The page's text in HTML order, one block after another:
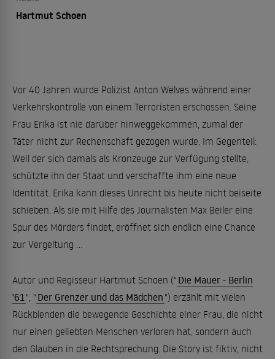
Hartmut Schoen
Vor 40 Jahren wurde Polizist Anton Welves während einer
Verkehrskontrolle von einem Terroristen erschossen. Seine
Frau Erika ist nie darüber hinweggekommen, zumal der
Täter nicht zur Rechenschaft gezogen wurde. Im Gegenteil:
Weil der sich damals als Kronzeuge zur Verfügung stellte,
schützte ihn der Staat und verschaffte ihm eine neue
Identität. Erika kann dieses Unrecht bis heute nicht beiseite
schieben. Als sie mit Hilfe des Journalisten Max Beiler eine
Spur des Mörders findet, eröffnet sich endlich eine Chance
zur Vergeltung ...
Autor und Regisseur Hartmut Schoen (" Die Mauer - Berlin
'61", " Der Grenzer und das Mädchen ") erzählt mit vielen
Rückblenden die bewegende Geschichte einer Frau, die nicht
nur einen geliebten Menschen verloren hat, sondern auch
den Glauben in die Rechtsprechung. Die Story ist fiktiv, nicht